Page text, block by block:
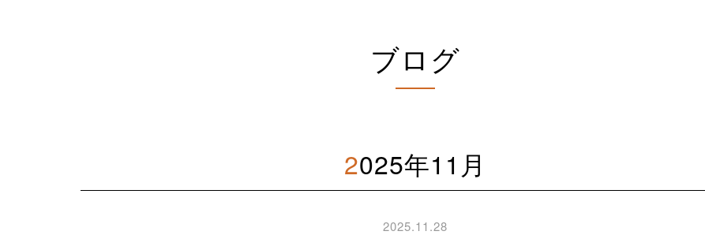
ブログ
2025年11月
2025.11.28